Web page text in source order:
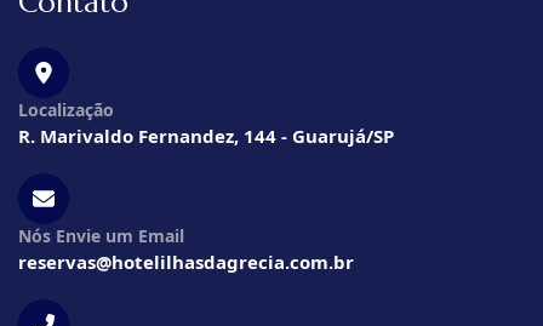
Localização
R. Marivaldo Fernandez, 144 - Guarujá/SP
Nós Envie um Email
reservas@hotelilhasdagrecia.com.br